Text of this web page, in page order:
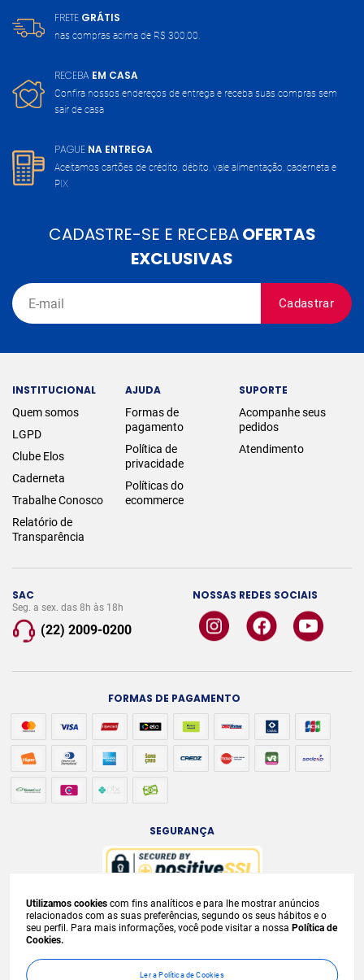
FRETE GRÁTIS
nas compras acima de R$ 300,00.
RECEBA EM CASA
Confira nossos endereços de entrega e receba suas compras sem
sair de casa
PAGUE NA ENTREGA
Aceitamos cartões de crédito, débito, vale alimentação, caderneta e
PIX
CADASTRE-SE E RECEBAOFERTAS
EXCLUSIVAS
Cadastrar
SAC
Seg. a sex. das 8h às 18h
(22) 2009-0200
NOSSAS REDES SOCIAIS
INSTITUCIONAL
Quem somos
LGPD
Clube Elos
Caderneta
Trabalhe Conosco
Relatório de
Transparência
AJUDA
Formas de
pagamento
Política de
privacidade
Políticas do
ecommerce
SUPORTE
Acompanhe seus
pedidos
Atendimento
FORMAS DE PAGAMENTO
SEGURANÇA
A venda e o consumo de bebidas alcoólicas são proibidos para menores de
18 anos. Bebida Alcoólica pode causar dependência química e, em excesso,
provoca
condições exclusivas para internet e válidos durante o dia de hoje, podendo
sofrer alterações sem
prévia notificação. No caso de faltar algum produto,
Utilizamos cookies com fins analíticos e para lhe mostrar anúncios
relacionados com as suas preferências, segundo os seus hábitos e o
seu perfil. Para mais informações, você pode visitar a nossa Política de
Cookies.
Ler a Política de Cookies